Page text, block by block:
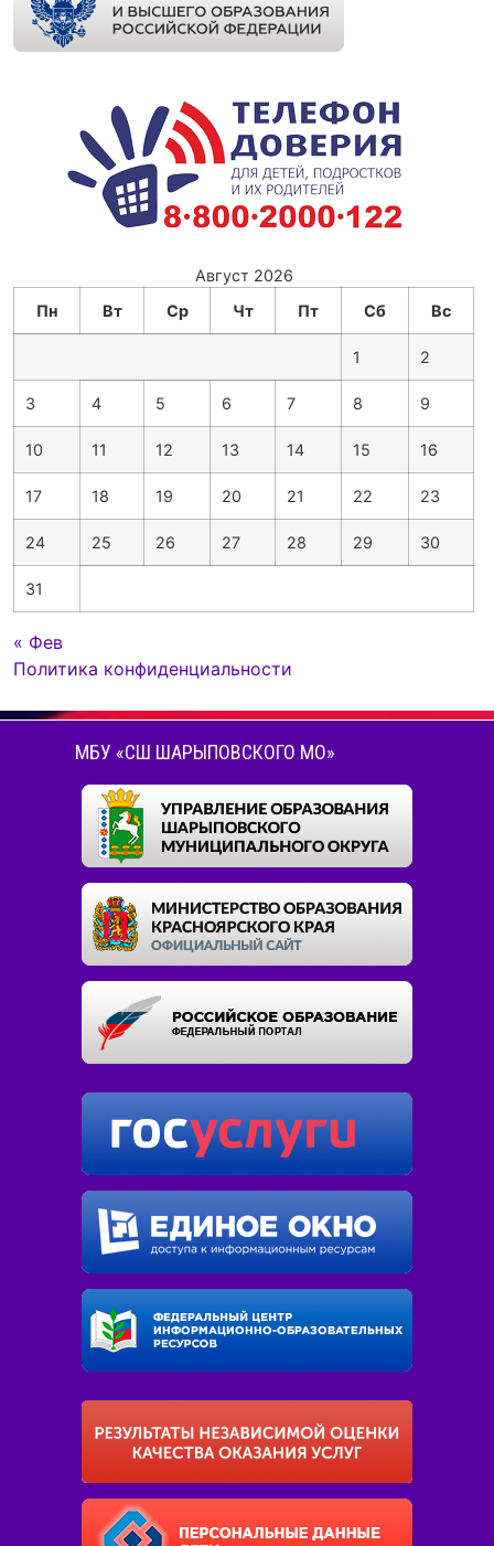
Август 2026
Пн
Вт Ср Чт Пт Сб Вс
1 2
3 4 5 6 7 8 9
10 11 12 13 14 15 16
17 18 19 20 21 22 23
24 25 26 27 28 29 30
31
« Фев
Политика конфиденциальности
МБУ «СШ ШАРЫПОВСКОГО МО»